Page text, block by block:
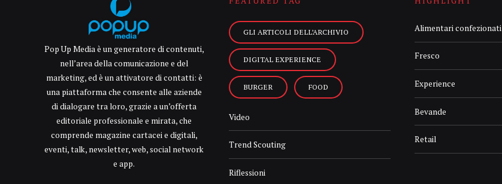
Pop Up Media è un generatore di contenuti,
nell’area della comunicazione e del
marketing, ed è un attivatore di contatti: è
una piattaforma che consente alle aziende
di dialogare tra loro, grazie a un’offerta
editoriale professionale e mirata, che
comprende magazine cartacei e digitali,
eventi, talk, newsletter, web, social network
e app.
GLI ARTICOLI DELL’ARCHIVIO
DIGITAL EXPERIENCE
BURGER FOOD
Video
Trend Scouting
Riflessioni
Alimentari confezionati
Fresco
Experience
Bevande
Retail